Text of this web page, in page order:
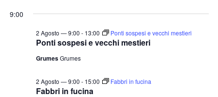
for
Agosto
2026
n
e
o
e
9:00
Ponti sospesi e vecchi mestieri
2 Agosto — 9:00 - 13:00 Ponti sospesi e vecchi mestieri
GrumesGrumes
Fabbri in fucina
2 Agosto — 9:00 - 15:00 Fabbri in fucina